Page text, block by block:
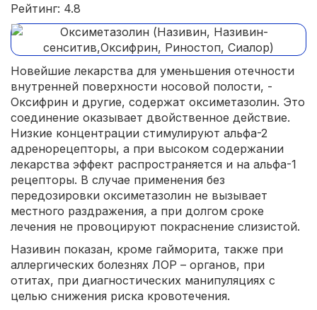
Рейтинг: 4.8
Новейшие лекарства для уменьшения отечности
внутренней поверхности носовой полости, -
Оксифрин и другие, содержат оксиметазолин. Это
соединение оказывает двойственное действие.
Низкие концентрации стимулируют альфа-2
адренорецепторы, а при высоком содержании
лекарства эффект распространяется и на альфа-1
рецепторы. В случае применения без
передозировки оксиметазолин не вызывает
местного раздражения, а при долгом сроке
лечения не провоцируют покраснение слизистой.
Називин показан, кроме гайморита, также при
аллергических болезнях ЛОР – органов, при
отитах, при диагностических манипуляциях с
целью снижения риска кровотечения.